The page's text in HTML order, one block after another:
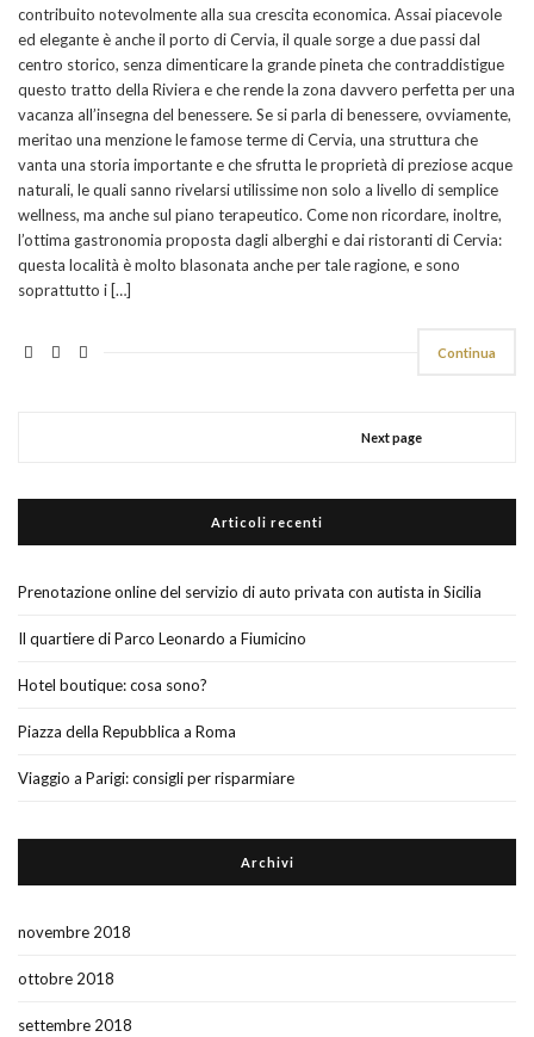
contribuito notevolmente alla sua crescita economica. Assai piacevole
ed elegante è anche il porto di Cervia, il quale sorge a due passi dal
centro storico, senza dimenticare la grande pineta che contraddistigue
questo tratto della Riviera e che rende la zona davvero perfetta per una
vacanza all’insegna del benessere. Se si parla di benessere, ovviamente,
meritao una menzione le famose terme di Cervia, una struttura che
vanta una storia importante e che sfrutta le proprietà di preziose acque
naturali, le quali sanno rivelarsi utilissime non solo a livello di semplice
wellness, ma anche sul piano terapeutico. Come non ricordare, inoltre,
l’ottima gastronomia proposta dagli alberghi e dai ristoranti di Cervia:
questa località è molto blasonata anche per tale ragione, e sono
soprattutto i […]
Continua
Next page
Articoli recenti
Prenotazione online del servizio di auto privata con autista in Sicilia
Il quartiere di Parco Leonardo a Fiumicino
Hotel boutique: cosa sono?
Piazza della Repubblica a Roma
Viaggio a Parigi: consigli per risparmiare
Archivi
novembre 2018
ottobre 2018
settembre 2018